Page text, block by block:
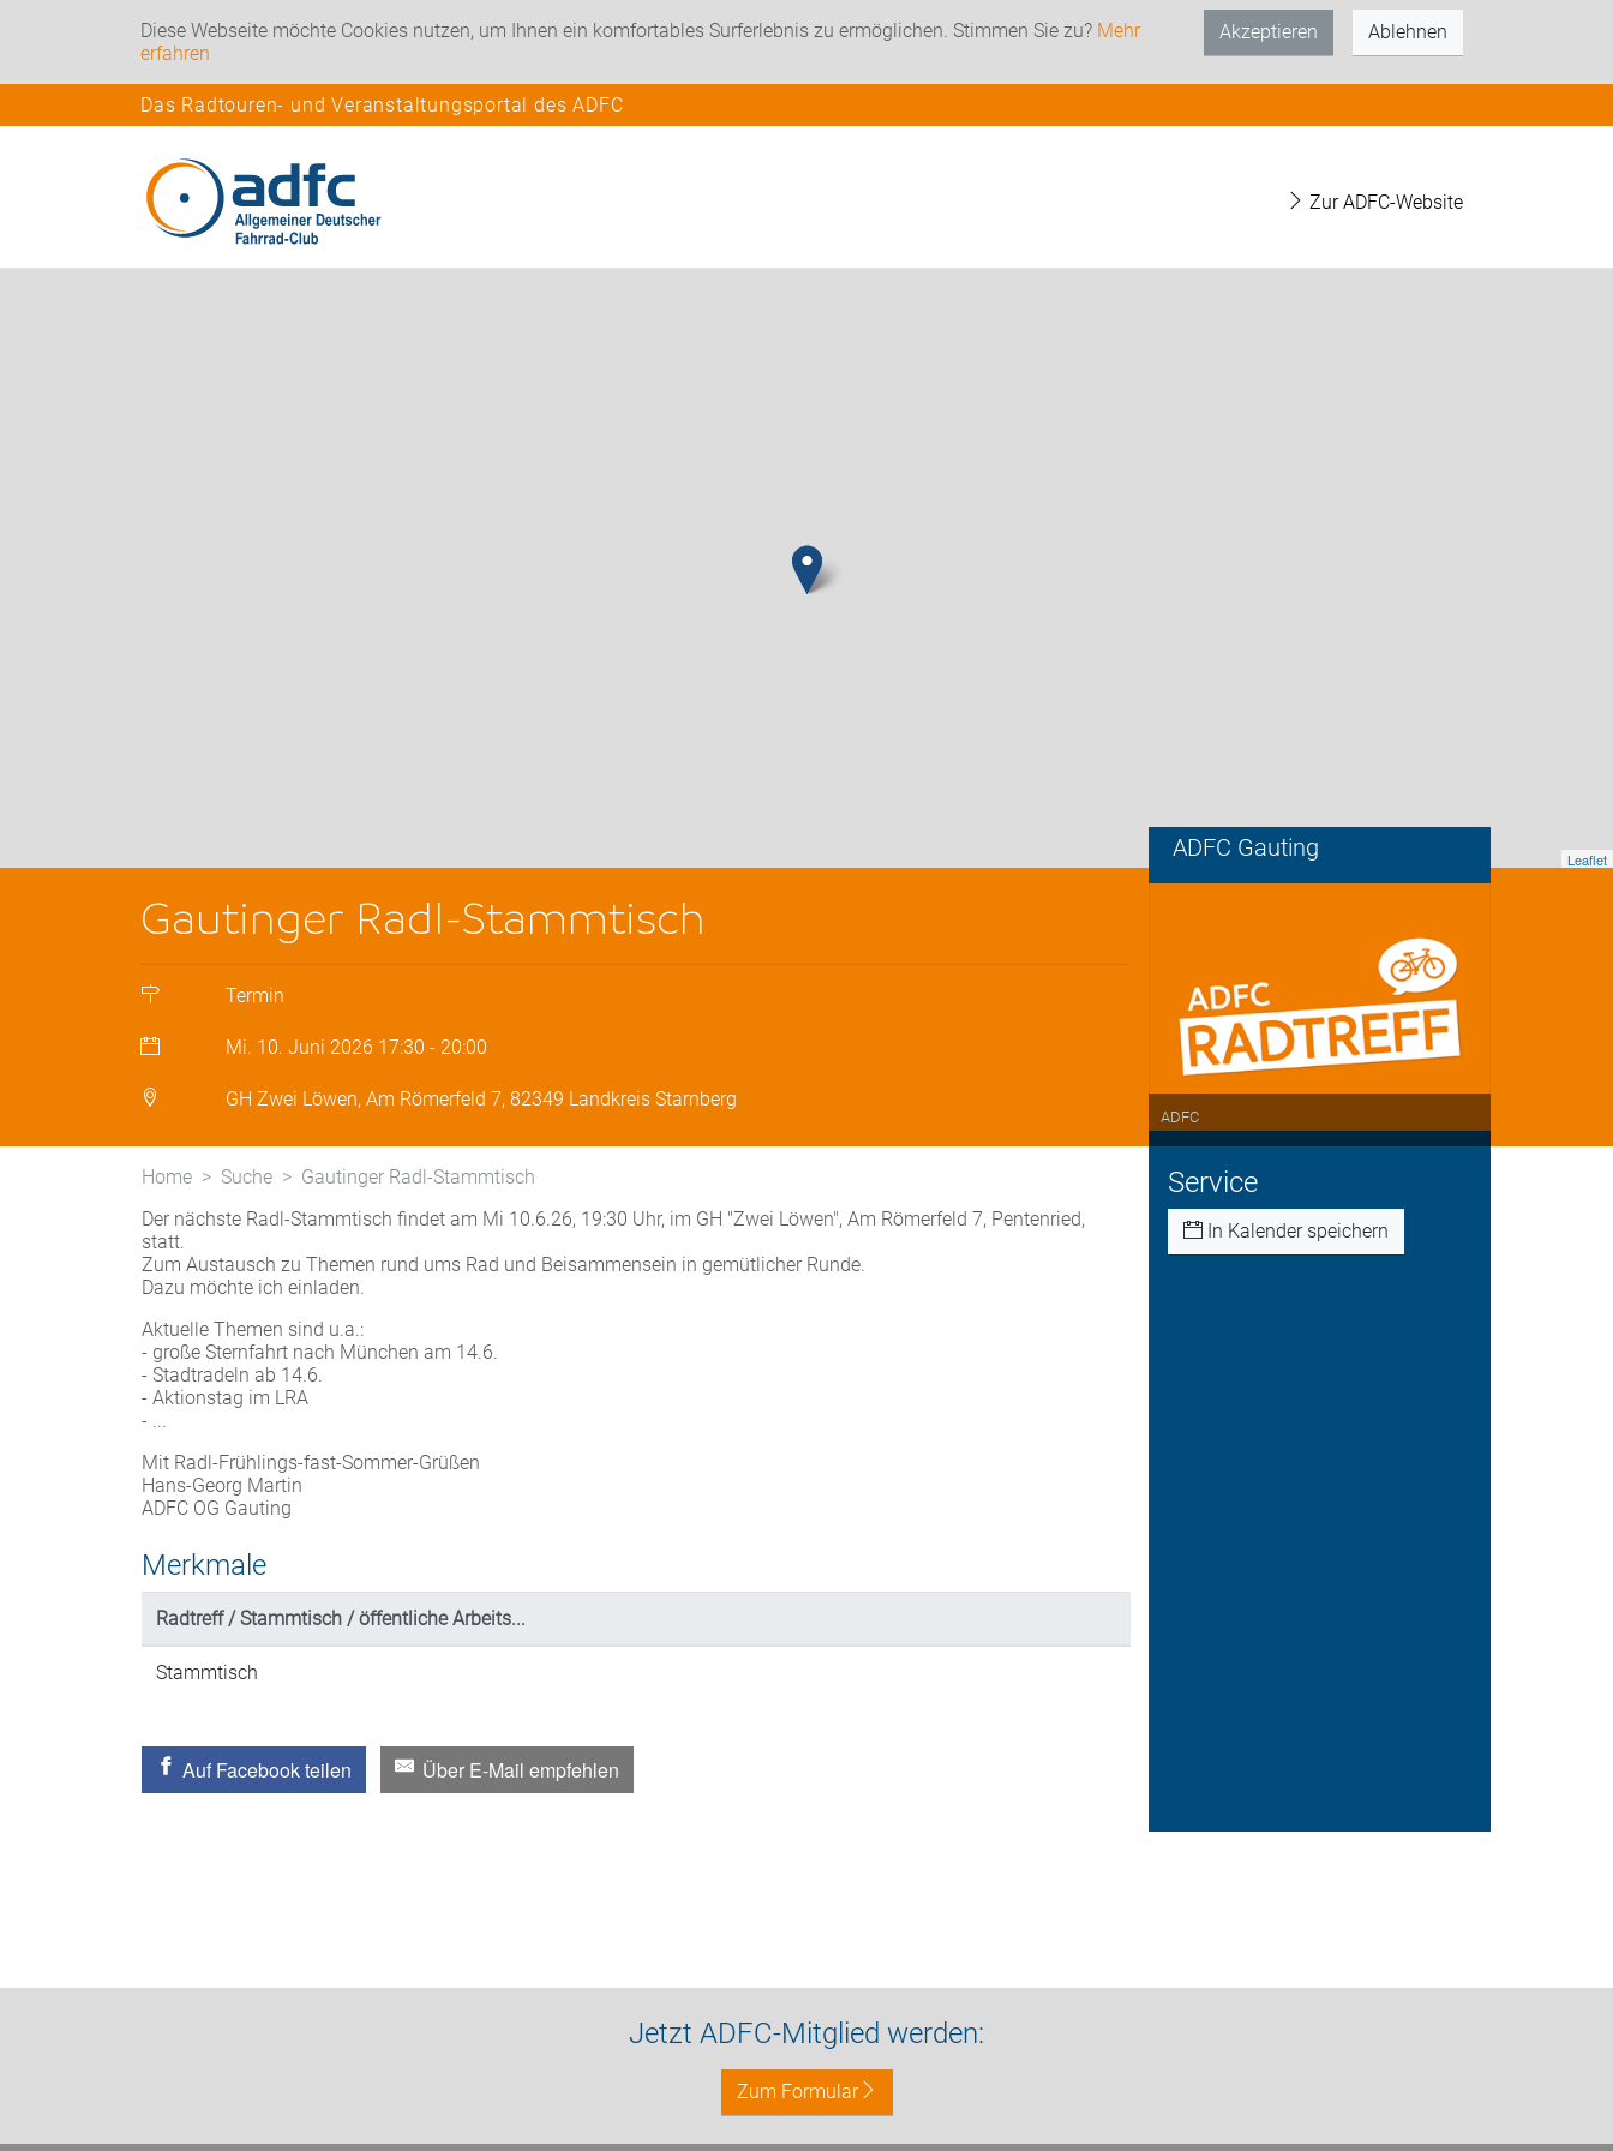
Diese Webseite möchte Cookies nutzen, um Ihnen ein komfortables Surferlebnis zu ermöglichen. Stimmen Sie zu? Mehr
erfahren
Akzeptieren Ablehnen
Das Radtouren- und Veranstaltungsportal des ADFC
Zur ADFC-Website
Leaflet
ADFC Gauting
Gautinger Radl-Stammtisch
Termin
Mi. 10. Juni 2026 17:30 - 20:00
GH Zwei Löwen, Am Römerfeld 7, 82349 Landkreis Starnberg
ADFC
Service
In Kalender speichern
Home Suche
Gautinger Radl-Stammtisch
Der nächste Radl-Stammtisch findet am Mi 10.6.26, 19:30 Uhr, im GH "Zwei Löwen", Am Römerfeld 7, Pentenried,
statt.
Zum Austausch zu Themen rund ums Rad und Beisammensein in gemütlicher Runde.
Dazu möchte ich einladen.
Aktuelle Themen sind u.a.:
- große Sternfahrt nach München am 14.6.
- Stadtradeln ab 14.6.
- Aktionstag im LRA
- ...
Mit Radl-Frühlings-fast-Sommer-Grüßen
Hans-Georg Martin
ADFC OG Gauting
Merkmale
Radtreff / Stammtisch / öffentliche Arbeits...
Stammtisch
Auf Facebook teilen Über E-Mail empfehlen
Jetzt ADFC-Mitglied werden:
Zum Formular